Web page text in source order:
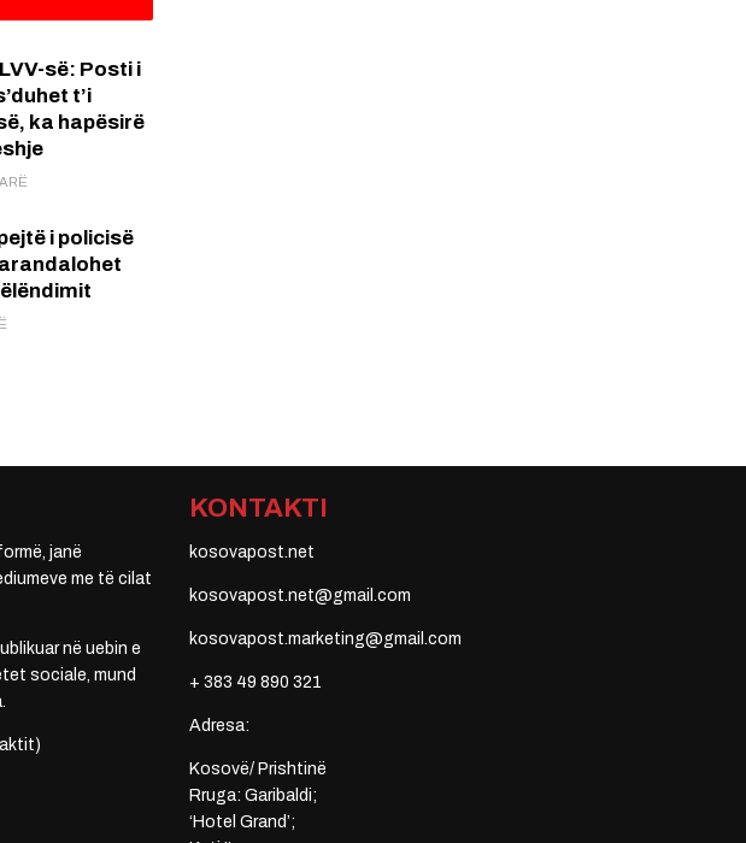
së: Posti i
t’i
ka hapësirë
i policisë
janë
me të cilat
në uebin e
sociale, mund
KONTAKTI
kosovapost.net
kosovapost.net@gmail.com
kosovapost.marketing@gmail.com
+ 383 49 890 321
Adresa:
Kosovë/ Prishtinë
Rruga: Garibaldi;
‘Hotel Grand’;